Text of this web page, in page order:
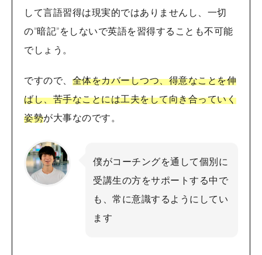
して言語習得は現実的ではありませんし、一切
の”暗記”をしないで英語を習得することも不可能
でしょう。
ですので、 全体をカバーしつつ、得意なことを伸
ばし、苦手なことには工夫をして向き合っていく
姿勢が大事なのです。
僕がコーチングを通して個別に
受講生の方をサポートする中で
も、常に意識するようにしてい
ます